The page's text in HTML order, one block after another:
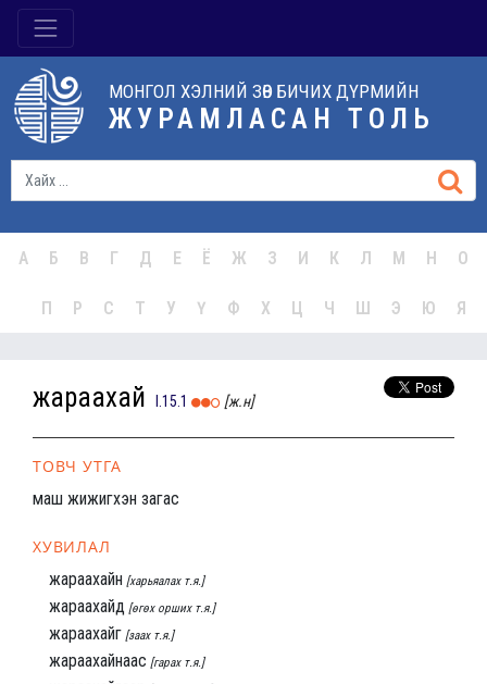
МОНГОЛ ХЭЛНИЙ ЗӨВ БИЧИХ ДҮРМИЙН
ЖУРАМЛАСАН ТОЛЬ
А Б В Г Д Е Ё Ж З И К Л М Н О
П Р С Т У Ү Ф Х Ц Ч Ш Э Ю Я
жараахай I.15.1 [ж.н]
ТОВЧ УТГА
маш жижигхэн загас
ХУВИЛАЛ
жараахайн [харьяалах т.я.]
жараахайд [өгөх орших т.я.]
жараахайг [заах т.я.]
жараахайнаас [гарах т.я.]